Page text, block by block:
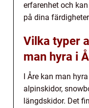
erfarenhet och
på dina
Vilka typer
man hyra i
I Åre kan man
alpinskidor,
längdskidor. Det